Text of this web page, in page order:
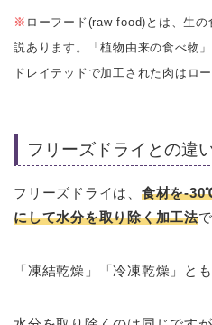
※ ローフード(raw food)とは、生
説あります。「植物由来の食べ物
ドレイテッドで加工された肉はロ
フリーズドライとの違
フリーズドライは、 食材を-
にして水分を取り除く加工法
「凍結乾燥」「冷凍乾燥」と